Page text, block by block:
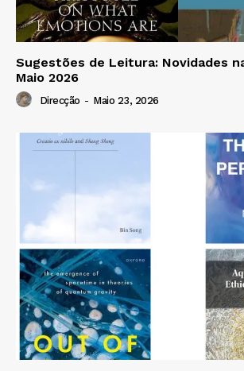
Sugestões de Leitura: Novidades
Maio 2026
Direcção - Maio 23, 2026